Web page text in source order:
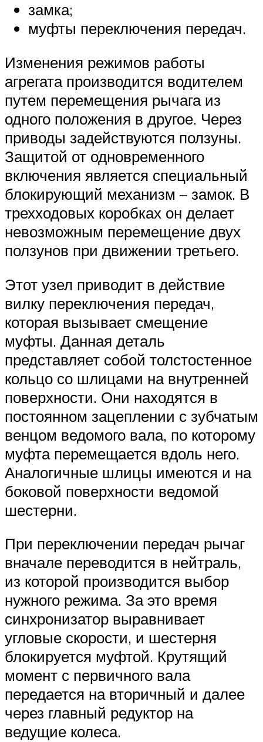
замка;
муфты переключения передач.
Изменения режимов работы
агрегата производится водителем
путем перемещения рычага из
одного положения в другое. Через
приводы задействуются ползуны.
Защитой от одновременного
включения является специальный
блокирующий механизм – замок. В
трехходовых коробках он делает
невозможным перемещение двух
ползунов при движении третьего.
Этот узел приводит в действие
вилку переключения передач,
которая вызывает смещение
муфты. Данная деталь
представляет собой толстостенное
кольцо со шлицами на внутренней
поверхности. Они находятся в
постоянном зацеплении с зубчатым
венцом ведомого вала, по которому
муфта перемещается вдоль него.
Аналогичные шлицы имеются и на
боковой поверхности ведомой
шестерни.
При переключении передач рычаг
вначале переводится в нейтраль,
из которой производится выбор
нужного режима. За это время
синхронизатор выравнивает
угловые скорости, и шестерня
блокируется муфтой. Крутящий
момент с первичного вала
передается на вторичный и далее
через главный редуктор на
ведущие колеса.